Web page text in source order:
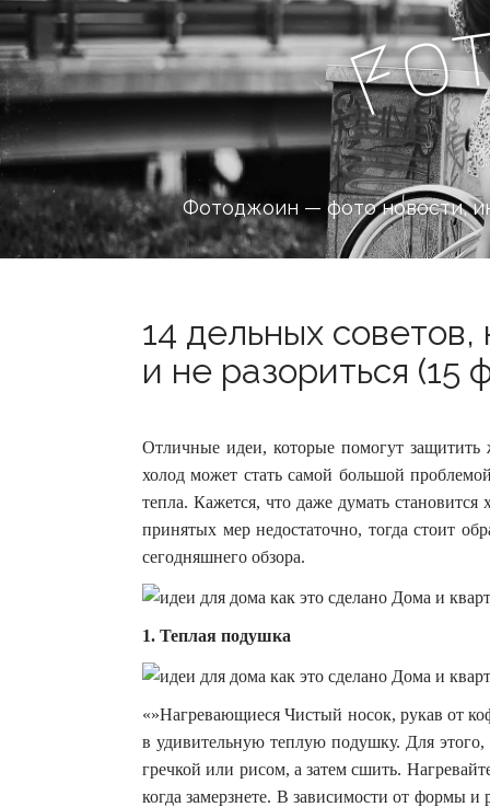
Fo
Фотоджоин — фото новости,
14 дельных
и не разориться (15
Отличные идеи, которые помогут защитить
холод может стать самой большой
тепла. Кажется, что даже думать
принятых мер недостаточно, тогда стоит
сегодняшнего обзора.
1. Теплая подушка
«»Нагревающиеся Чистый носок, рукав от
в удивительную теплую подушку. Для
гречкой или рисом, а затем сшить.
когда замерзнете. В зависимости от формы